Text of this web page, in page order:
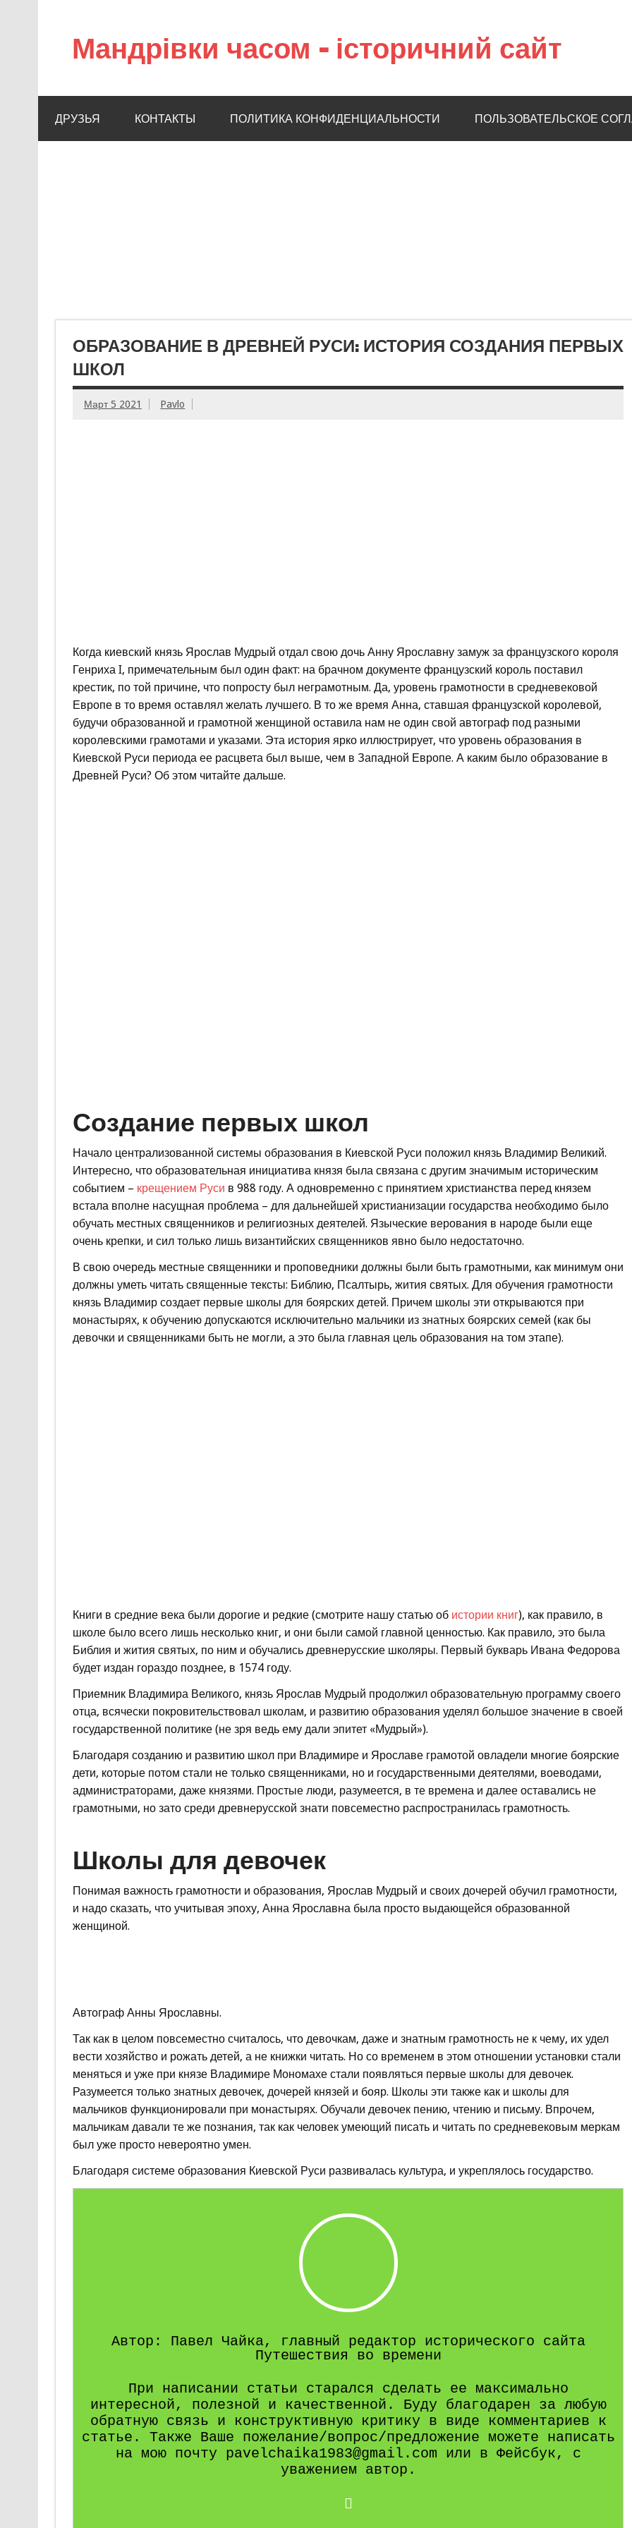
Мандрівки часом – історичний сайт
ДРУЗЬЯ КОНТАКТЫ ПОЛИТИКА КОНФИДЕНЦИАЛЬНОСТИ ПОЛЬЗОВАТЕЛЬСКОЕ
ОБРАЗОВАНИЕ В ДРЕВНЕЙ РУСИ: ИСТОРИЯ СОЗДАНИЯ ПЕРВЫХ
ШКОЛ
Март 5 2021 Pavlo
Когда киевский князь Ярослав Мудрый отдал свою дочь Анну Ярославну замуж за французского короля
Генриха I, примечательным был один факт: на брачном документе французский король поставил
крестик, по той причине, что попросту был неграмотным. Да, уровень грамотности в средневековой
Европе в то время оставлял желать лучшего. В то же время Анна, ставшая французской королевой,
будучи образованной и грамотной женщиной оставила нам не один свой автограф под разными
королевскими грамотами и указами. Эта история ярко иллюстрирует, что уровень образования в
Киевской Руси периода ее расцвета был выше, чем в Западной Европе. А каким было образование в
Древней Руси? Об этом читайте дальше.
Создание первых школ
Начало централизованной системы образования в Киевской Руси положил князь Владимир Великий.
Интересно, что образовательная инициатива князя была связана с другим значимым историческим
событием – крещением Руси в 988 году. А одновременно с принятием христианства перед князем
встала вполне насущная проблема – для дальнейшей христианизации государства необходимо было
обучать местных священников и религиозных деятелей. Языческие верования в народе были еще
очень крепки, и сил только лишь византийских священников явно было недостаточно.
В свою очередь местные священники и проповедники должны были быть грамотными, как минимум они
должны уметь читать священные тексты: Библию, Псалтырь, жития святых. Для обучения грамотности
князь Владимир создает первые школы для боярских детей. Причем школы эти открываются при
монастырях, к обучению допускаются исключительно мальчики из знатных боярских семей (как бы
девочки и священниками быть не могли, а это была главная цель образования на том этапе).
Книги в средние века были дорогие и редкие (смотрите нашу статью об истории книг), как правило, в
школе было всего лишь несколько книг, и они были самой главной ценностью. Как правило, это была
Библия и жития святых, по ним и обучались древнерусские школяры. Первый букварь Ивана Федорова
будет издан гораздо позднее, в 1574 году.
Приемник Владимира Великого, князь Ярослав Мудрый продолжил образовательную программу своего
отца, всячески покровительствовал школам, и развитию образования уделял большое значение в своей
государственной политике (не зря ведь ему дали эпитет «Мудрый»).
Благодаря созданию и развитию школ при Владимире и Ярославе грамотой овладели многие боярские
дети, которые потом стали не только священниками, но и государственными деятелями, воеводами,
администраторами, даже князями. Простые люди, разумеется, в те времена и далее оставались не
грамотными, но зато среди древнерусской знати повсеместно распространилась грамотность.
Школы для девочек
Понимая важность грамотности и образования, Ярослав Мудрый и своих дочерей обучил грамотности,
и надо сказать, что учитывая эпоху, Анна Ярославна была просто выдающейся образованной
женщиной.
Автограф Анны Ярославны.
Так как в целом повсеместно считалось, что девочкам, даже и знатным грамотность не к чему, их удел
вести хозяйство и рожать детей, а не книжки читать. Но со временем в этом отношении установки стали
меняться и уже при князе Владимире Мономахе стали появляться первые школы для девочек.
Разумеется только знатных девочек, дочерей князей и бояр. Школы эти также как и школы для
мальчиков функционировали при монастырях. Обучали девочек пению, чтению и письму. Впрочем,
мальчикам давали те же познания, так как человек умеющий писать и читать по средневековым меркам
был уже просто невероятно умен.
Благодаря системе образования Киевской Руси развивалась культура, и укреплялось государство.
Автор: Павел Чайка, главный редактор исторического сайта
Путешествия во времени
При написании статьи старался сделать ее максимально
интересной, полезной и качественной. Буду благодарен за любую
обратную связь и конструктивную критику в виде комментариев к
статье. Также Ваше пожелание/вопрос/предложение можете написать
на мою почту pavelchaika1983@gmail.com или в Фейсбук, с
уважением автор.